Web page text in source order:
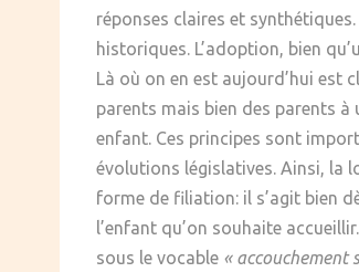
réponses claires et
historiques. L’adoption, bien
Là où on en est aujourd’hui est
parents mais bien des parents
enfant. Ces principes sont
évolutions législatives. Ainsi, la
forme de filiation: il s’agit bien
l’enfant qu’on souhaite
sous le vocable « accouchement